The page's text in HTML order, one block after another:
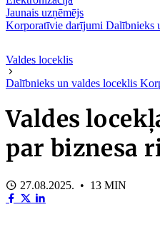
Jaunais uzņēmējs
Korporatīvie darījumi Dalībnieks
Valdes loceklis
Dalībnieks un valdes loceklis
Valdes
par biznesa
27.08.2025. • 13 MIN